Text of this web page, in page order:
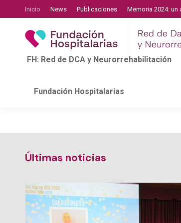
Inicio News Publicaciones Memoria 2024:
FH: Red de DCA y Neurorrehabilitación
Fundación Hospitalarias
Últimas noticias